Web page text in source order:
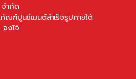
ำกัด
ณฑ์ปูนซีเมนต์สำเร็จรูปภายใต้
จิงโจ้